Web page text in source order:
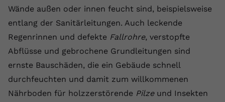
Wände außen oder innen feucht sind, beispielsweise
entlang der Sanitärleitungen. Auch leckende
Regenrinnen und defekte Fallrohre, verstopfte
Abflüsse und gebrochene Grundleitungen sind
ernste Bauschäden, die ein Gebäude schnell
durchfeuchten und damit zum willkommenen
Nährboden für holzzerstörende Pilzeund Insekten
Benutzereinstellungen zu ermöglichen.
Name CONSENT
Anbieter youtube.com
Laufzeit 2 Jahre
Zweck
eingebettete YouTube-Videos und